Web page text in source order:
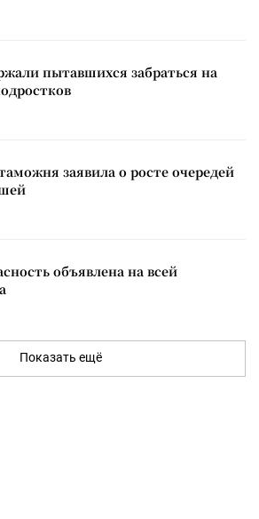
пытавшихся забраться на
заявила о росте очередей
объявлена на всей
Показать ещё